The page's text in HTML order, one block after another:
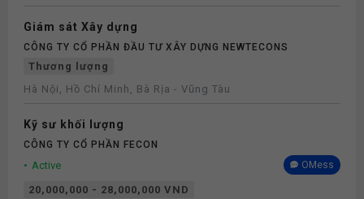
Giám sát Xây dựng
CÔNG TY CỔ PHẦN ĐẦU TƯ XÂY DỰNG NEWTECONS
Thương lượng
Hà Nội, Hồ Chí Minh, Bà Rịa - Vũng Tàu
Kỹ sư khối lượng
CÔNG TY CỔ PHẦN FECON
Active OMess
20,000,000 - 28,000,000 VND